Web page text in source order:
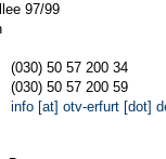
97/99
(030) 50 57 200 34
(030) 50 57 200 59
info [at] otv-erfurt [dot]